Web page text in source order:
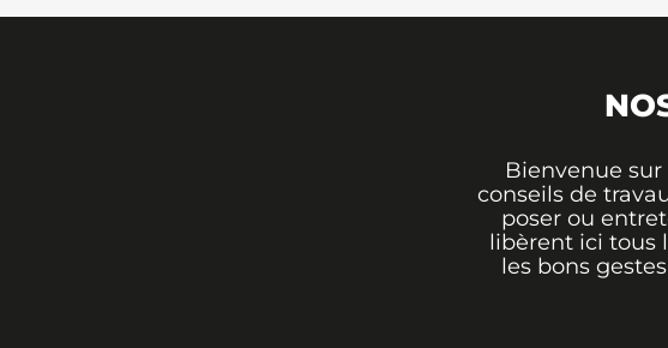
Bienvenue
conseils de
poser ou
libèrent ici tous
les bons